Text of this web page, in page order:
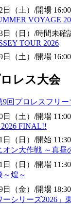
日（土） /開場
VOYAGE
日（日） /時間未確
TOUR 2026
日（土） /開場
レス大会
回プロレスフリー
日（土） /開場
FINAL!!
日（日） /開始 11:30
オン大作戦 ～真昼
日（日） /開場
～煌～
日（金） /開場
ーシリーズ2026」